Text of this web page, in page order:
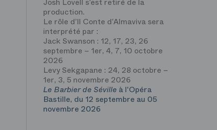
production.
Le rôle d’Il Conte d’Almaviva sera
interprété par :
Jack Swanson : 12, 17, 23, 26
septembre – 1er, 4, 7, 10 octobre
2026
Levy Sekgapane : 24, 28 octobre –
1er, 3, 5 novembre 2026
Le Barbier de Séville à l'Opéra
Bastille, du 12 septembre au 05
novembre 2026